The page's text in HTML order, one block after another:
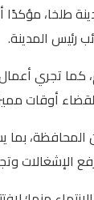
طلخا،
رئيس المدينة.
تجري
لقضاء أوقات
الإشغالات